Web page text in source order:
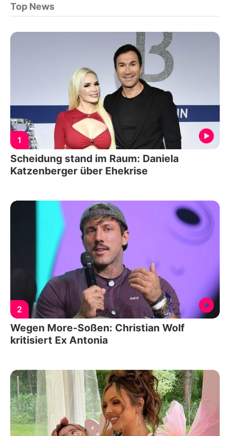
Top News
1
Scheidung stand im Raum: Daniela
Katzenberger über Ehekrise
2
Wegen More-Soßen: Christian Wolf
kritisiert Ex Antonia